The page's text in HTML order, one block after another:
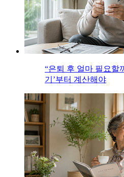
“은퇴 후 얼마 필요할
기’부터 계산해야